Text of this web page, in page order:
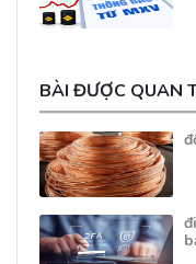
BÀI ĐƯỢC QUAN